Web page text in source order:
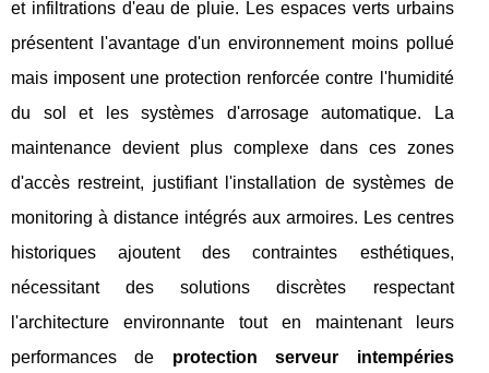
et infiltrations d'eau de pluie. Les espaces verts urbains
présentent l'avantage d'un environnement moins pollué
mais imposent une protection renforcée contre l'humidité
du sol et les systèmes d'arrosage automatique. La
maintenance devient plus complexe dans ces zones
d'accès restreint, justifiant l'installation de systèmes de
monitoring à distance intégrés aux armoires. Les centres
historiques ajoutent des contraintes esthétiques,
nécessitant des solutions discrètes respectant
l'architecture environnante tout en maintenant leurs
performances de protection serveur intempéries